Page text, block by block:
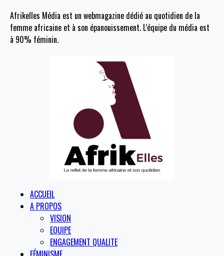
Afrikelles Média est un webmagazine dédié au quotidien de la
femme africaine et à son épanouissement. L’équipe du média est
à 90% féminin.
ACCUEIL
A PROPOS
VISION
EQUIPE
ENGAGEMENT QUALITE